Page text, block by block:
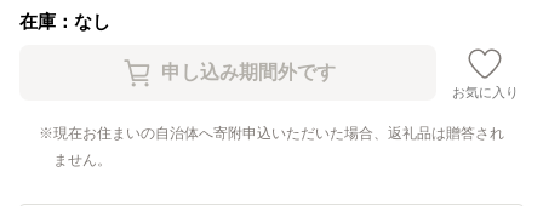
在庫：なし
お気に入り
現在お住まいの自治体へ寄附申込いただいた場合、返礼品は贈答され
ません。